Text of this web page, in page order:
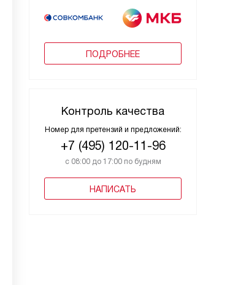
ПОДРОБНЕЕ
Контроль качества
Номер для претензий и предложений:
+7 (495) 120-11-96
с 08:00 до 17:00 по будням
НАПИСАТЬ